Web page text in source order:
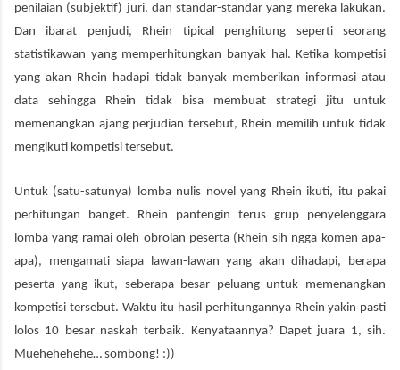
penilaian (subjektif) juri, dan standar-standar yang mereka lakukan.
Dan ibarat penjudi, Rhein tipical penghitung seperti seorang
statistikawan yang memperhitungkan banyak hal. Ketika kompetisi
yang akan Rhein hadapi tidak banyak memberikan informasi atau
data sehingga Rhein tidak bisa membuat strategi jitu untuk
memenangkan ajang perjudian tersebut, Rhein memilih untuk tidak
mengikuti kompetisi tersebut.
Untuk (satu-satunya) lomba nulis novel yang Rhein ikuti, itu pakai
perhitungan banget. Rhein pantengin terus grup penyelenggara
lomba yang ramai oleh obrolan peserta (Rhein sih ngga komen apa-
apa), mengamati siapa lawan-lawan yang akan dihadapi, berapa
peserta yang ikut, seberapa besar peluang untuk memenangkan
kompetisi tersebut. Waktu itu hasil perhitungannya Rhein yakin pasti
lolos 10 besar naskah terbaik. Kenyataannya? Dapet juara 1, sih.
Muehehehehe… sombong! :))